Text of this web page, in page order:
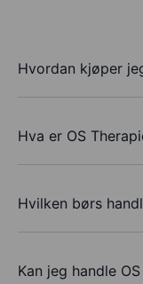
Hvordan kjøper
Hva er OS
Hvilken børs
Kan jeg handle